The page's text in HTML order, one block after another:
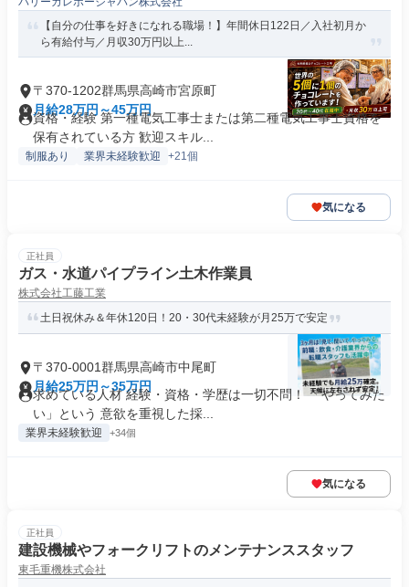
【自分の仕事を好きになれる職場！】年間休日122日／入社初月か
ら有給付与／月収30万円以上...
〒370-1202群馬県高崎市宮原町
月給28万円～45万円
資格・経験 第一種電気工事士または第二種電気工事士資格を
保有されている方 歓迎スキル...
制服あり 業界未経験歓迎 +21個
気になる
正社員
ガス・水道パイプライン土木作業員
株式会社工藤工業
土日祝休み＆年休120日！20・30代未経験が月25万で安定
〒370-0001群馬県高崎市中尾町
月給25万円～35万円
求めている人材 経験・資格・学歴は一切不問！ 「やってみた
い」という 意欲を重視した採...
業界未経験歓迎 +34個
気になる
正社員
建設機械やフォークリフトのメンテナンススタッフ
東毛重機株式会社